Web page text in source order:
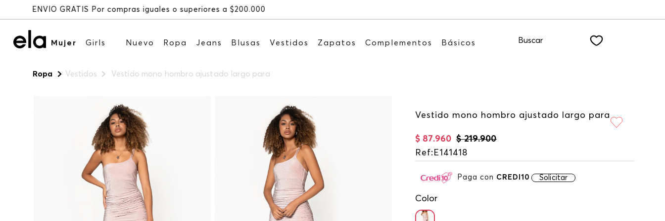
Mujer Girls Nuevo Ropa Jeans Blusas Vestidos Zapatos Complementos Básicos Buscar
Ropa Vestidos Vestido mono hombro ajustado largo para
Vestido mono hombro ajustado largo para
$ 219.900
$ 87.960
Ref: E141418
Paga con CREDI10 Solicitar
Color